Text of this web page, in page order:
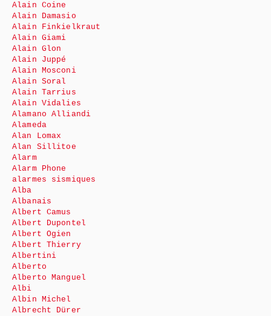
Alain Coine
Alain Damasio
Alain Finkielkraut
Alain Giami
Alain Glon
Alain Juppé
Alain Mosconi
Alain Soral
Alain Tarrius
Alain Vidalies
Alamano Alliandi
Alameda
Alan Lomax
Alan Sillitoe
Alarm
Alarm Phone
alarmes sismiques
Alba
Albanais
Albert Camus
Albert Dupontel
Albert Ogien
Albert Thierry
Albertini
Alberto
Alberto Manguel
Albi
Albin Michel
Albrecht Dürer